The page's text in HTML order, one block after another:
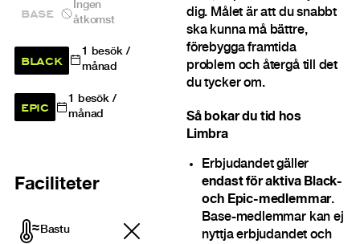
BASE
Ingen
åtkomst
BLACK 1 besök /
månad
EPIC 1
besök /
månad
Faciliteter
Bastu
dig. Målet är att du snabbt
ska kunna må bättre,
förebygga framtida
problem och återgå till det
du tycker om.
Så bokar du tid hos
Limbra
Erbjudandet gäller
endast för aktiva Black-
och Epic-medlemmar.
Base-medlemmar kan ej
nyttja erbjudandet och